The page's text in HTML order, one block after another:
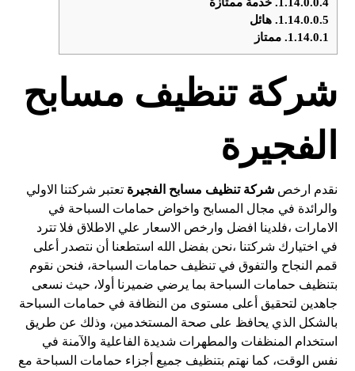
1.14.0.0.5. هائل
1.14.0.1. ممتاز
شركة تنظيف مسابح
الفجيرة
نقدم ارخصشركة تنظيف مسابح الفجيرة تعتبر شركتنا الاولي
والرائدة في مجال المسابح واخواض حمامات السباحة في
الامارات ،فلدينا افضل وارخص الاسعار علي الاطلاق فلا تترد
في اختيارك شركتنا ،نحن بفضل الله استطعنا أن نتصدر أعلى
قمم النجاح والتفوق في تنظيف حمامات السباحة، فنحن نقوم
بتنظيف حمامات السباحة بما يرضي ضميرنا أولا، حيث نسعى
جاهدين لتحقيق أعلى مستوى من النظافة في حمامات السباحة
بالشكل الذي يحافظ على صحة المستخدمين، وذلك عن طريق
استخدام المنظفات والمطهرات شديدة الفاعلية والآمنة في
نفس الوقت، كما نهتم بتنظيف جميع أجزاء حمامات السباحة مع